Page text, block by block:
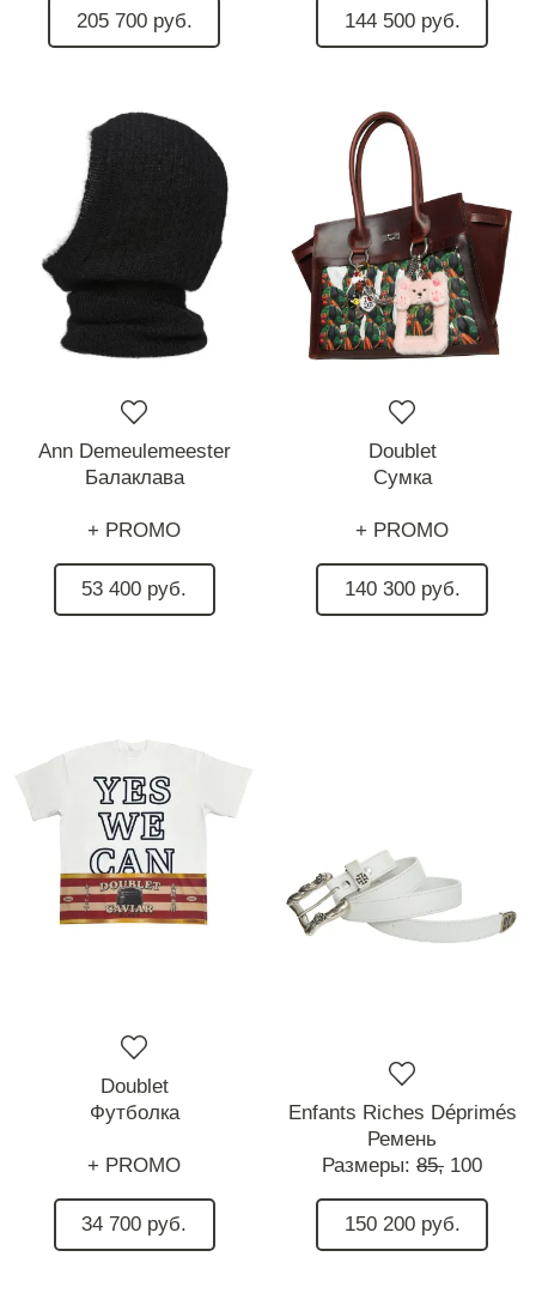
205 700 руб. 144 500 руб.
Ann Demeulemeester
Балаклава
+ PROMO
53 400 руб.
Doublet
Сумка
+ PROMO
140 300 руб.
Doublet
Футболка
+ PROMO
34 700 руб.
Enfants Riches Déprimés
Ремень
Размеры: 85, 100
150 200 руб.